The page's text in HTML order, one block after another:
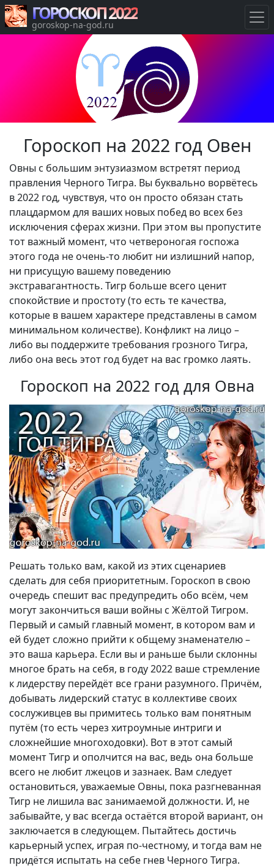
Гороскоп на 2022 год Овен
Овны с большим энтузиазмом встретят период
правления Черного Тигра. Вы буквально ворвётесь
в 2022 год, чувствуя, что он просто обязан стать
плацдармом для ваших новых побед во всех без
исключения сферах жизни. При этом вы пропустите
тот важный момент, что четвероногая госпожа
этого года не очень-то любит ни излишний напор,
ни присущую вашему поведению
экстравагантность. Тигр больше всего ценит
спокойствие и простоту (то есть те качества,
которые в вашем характере представлены в самом
минимальном количестве). Конфликт на лицо –
либо вы поддержите требования грозного Тигра,
либо она весь этот год будет на вас громко лаять.
Гороскоп на 2022 год для Овна
Решать только вам, какой из этих сценариев
сделать для себя приоритетным. Гороскоп в свою
очередь спешит вас предупредить обо всём, чем
могут закончиться ваши войны с Жёлтой Тигром.
Первый и самый главный момент, в котором вам и
ей будет сложно прийти к общему знаменателю –
это ваша карьера. Если вы и раньше были склонны
многое брать на себя, в году 2022 ваше стремление
к лидерству перейдёт все грани разумного. Причём,
добывать лидерский статус в коллективе своих
сослуживцев вы примитесь только вам понятным
путём (то есть через хитроумные интриги и
сложнейшие многоходовки). Вот в этот самый
момент Тигр и ополчится на вас, ведь она больше
всего не любит лжецов и зазнаек. Вам следует
остановиться, уважаемые Овны, пока разгневанная
Тигр не лишила вас занимаемой должности. И, не
забывайте, у вас всегда остаётся второй вариант, он
заключается в следующем. Пытайтесь достичь
карьерный успех, играя по-честному, и тогда вам не
придётся испытать на себе гнев Черного Тигра.
ГОРОСКОП 2022
goroskop-na-god.ru